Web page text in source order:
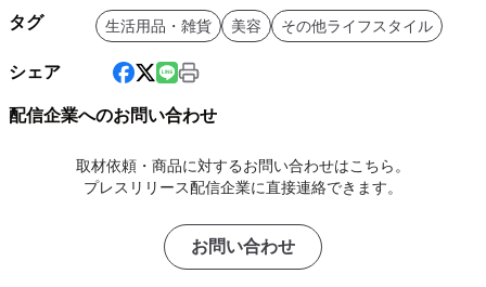
タグ 生活用品・雑貨 美容 その他ライフスタイル
シェア
配信企業へのお問い合わせ
取材依頼・商品に対するお問い合わせはこちら。
プレスリリース配信企業に直接連絡できます。
お問い合わせ